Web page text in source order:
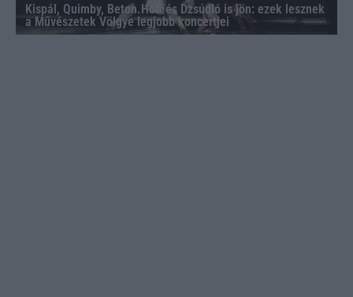
Kispál, Quimby, Beton.Hofi és Dzsúdló is jön: ezek lesznek
a Művészetek Völgye legjobb koncertjei